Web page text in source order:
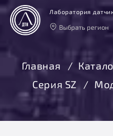
Лаборатория
Выбрать регион
Москва
Санкт-
Екатеринбург
Новосибирск
Главная
Серия SZ